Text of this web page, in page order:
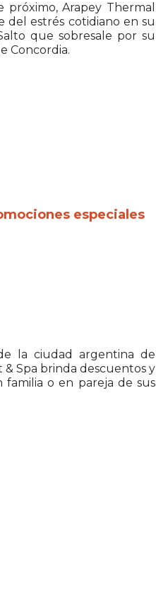
Arapey Thermal
del estrés cotidiano en su
que sobresale por su
Concordia.
especiales
la ciudad argentina de
Spa brinda descuentos y
familia o en pareja de sus